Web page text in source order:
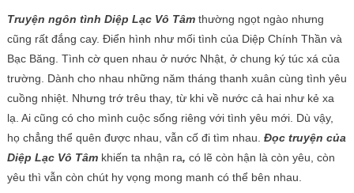
Truyện ngôn tình Diệp Lạc Vô Tâm thường ngọt ngào nhưng
cũng rất đắng cay. Điển hình như mối tình của Diệp Chính Thần và
Bạc Băng. Tình cờ quen nhau ở nước Nhật, ở chung ký túc xá của
trường. Dành cho nhau những năm tháng thanh xuân cùng tình yêu
cuồng nhiệt. Nhưng trớ trêu thay, từ khi về nước cả hai như kẻ xa
lạ. Ai cũng có cho mình cuộc sống riêng với tình yêu mới. Dù vậy,
họ chẳng thể quên được nhau, vẫn cố đi tìm nhau. Đọc truyện của
Diệp Lạc Vô Tâm khiến ta nhận ra, có lẽ còn hận là còn yêu, còn
yêu thì vẫn còn chút hy vọng mong manh có thể bên nhau.